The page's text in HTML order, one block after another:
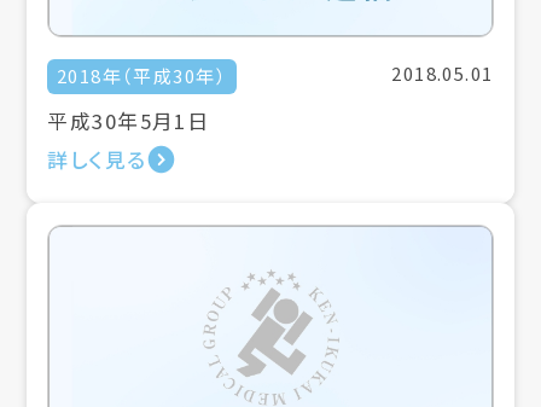
2018年（平成30年） 2018.05.01
平成30年5月1日
詳しく見る